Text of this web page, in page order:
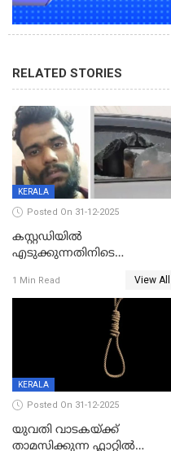
RELATED STORIES
KERALA
Posted On 31-12-2025
കസ്റ്റഡിയിൽ
എടുക്കുന്നതിനിടെ
വധശ്രമക്കേസ് പ്രതി പിടിയിൽ
1 Min Read View All
KERALA
Posted On 31-12-2025
യുവതി വാടകയ്ക്ക്
താമസിക്കുന്ന ഫ്ലാറ്റില്‍